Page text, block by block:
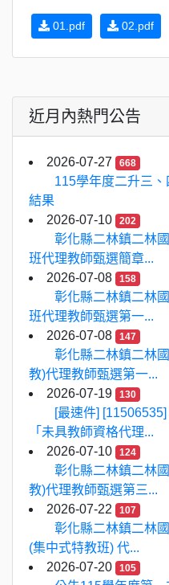
01.pdf 02.pdf
近月內熱門公告
2026-07-27 668
115學年度二升三
結果
2026-07-10
202
彰化縣二林鎮二林
班代理教師甄選簡章...
2026-07-08
158
彰化縣二林鎮二林
班代理教師甄選第一...
2026-07-08
147
彰化縣二林鎮二林
教)代理教師甄選第一...
2026-07-19
130
[最速件]
「未具教師資格代理...
2026-07-10
124
彰化縣二林鎮二林
教)代理教師甄選第三...
2026-07-22
107
彰化縣二林鎮二林
(集中式特教班) 代...
2026-07-20
105